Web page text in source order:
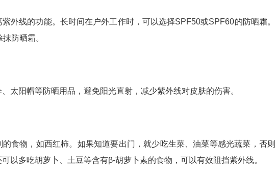
线的功能。长时间在户外工作时，可以选择SPF50或SPF60的防晒霜。
防晒霜。
阳帽等防晒用品，避免阳光直射，减少紫外线对皮肤的伤害。
物，如西红柿。如果知道要出门，就少吃生菜、油菜等感光蔬菜，否则
以多吃胡萝卜、土豆等含有β-胡萝卜素的食物，可以有效阻挡紫外线。